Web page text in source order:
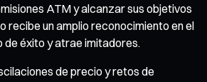
ATM y alcanzar sus objetivos
recibe un amplio reconocimiento en el
éxito y atrae imitadores.
de precio y retos de